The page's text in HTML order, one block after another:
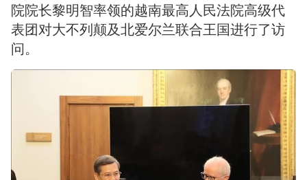
院院长黎明智率领的越南最高人民法院高级代
表团对大不列颠及北爱尔兰联合王国进行了访
问。